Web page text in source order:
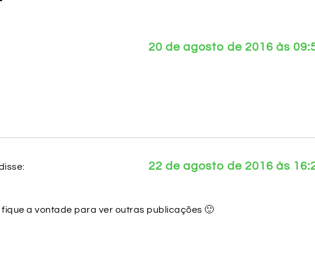
20 de agosto de 2016 às
22 de agosto de 2016 às
a vontade para ver outras publicações 🙂